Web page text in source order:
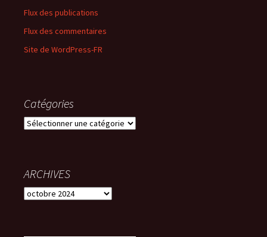
Flux des publications
Flux des commentaires
Site de WordPress-FR
Catégories
Catégories
ARCHIVES
ARCHIVES